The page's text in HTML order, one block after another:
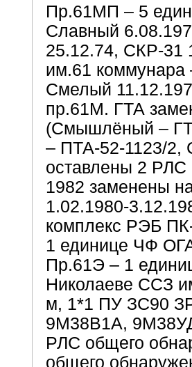
Пр.61МП – 5
Славный
25.12.74, СКР-31
им.61 коммунара
Смелый
пр.61М. ГТА
(Смышлёный –
– ПТА-52-1123/
оставлены 2 РЛС
1982 заменены
1.02.1980-
комплекс РЭБ
1 единице ЧФ
Пр.61Э – 1
Николаеве ССЗ
м, 1*1 ПУ ЗС90
9М38В1А,
РЛС общего
общего